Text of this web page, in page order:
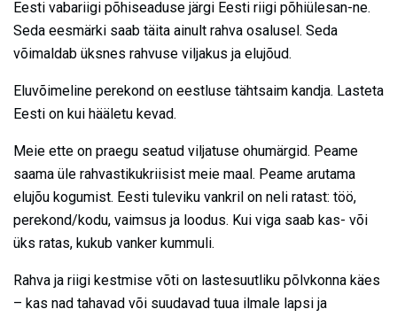
Eesti vabariigi põhiseaduse järgi Eesti riigi põhiülesan-ne.
Seda eesmärki saab täita ainult rahva osalusel. Seda
võimaldab üksnes rahvuse viljakus ja elujõud.
Eluvõimeline perekond on eestluse tähtsaim kandja. Lasteta
Eesti on kui hääletu kevad.
Meie ette on praegu seatud viljatuse ohumärgid. Peame
saama üle rahvastikukriisist meie maal. Peame arutama
elujõu kogumist. Eesti tuleviku vankril on neli ratast: töö,
perekond/kodu, vaimsus ja loodus. Kui viga saab kas- või
üks ratas, kukub vanker kummuli.
Rahva ja riigi kestmise võti on lastesuutliku põlvkonna käes
– kas nad tahavad või suudavad tuua ilmale lapsi ja